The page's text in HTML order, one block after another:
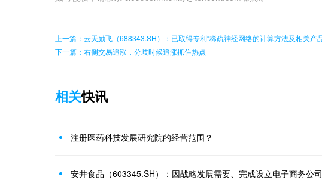
上一篇：云天励飞（688343.SH）：已取得专利“稀疏神经网络的计算方法及相关产
下一篇：右侧交易追涨，分歧时候追涨抓住热点
相关快讯
注册医药科技发展研究院的经营范围？
安井食品（603345.SH）：因战略发展需要、完成设立电子商务公司